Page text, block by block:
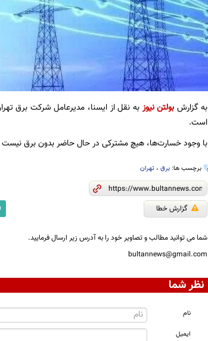
به گزارش بولتن نیوز به نقل از ایسنا، مدیرعامل شرکت برق
است.
با وجود خسارت‌ها، هیچ مشترکی در حال حاضر بدون برق نیست
برچسب ها: برق، تهران
گزارش خطا
شما می توانید مطالب و تصاویر خود را به آدرس زیر ارسال فرمایید.
bultannews@gmail.com
نظر شما
نام
ایمیل